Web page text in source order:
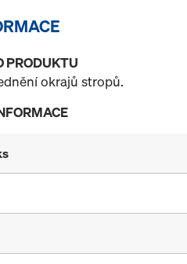
PRODUKTU
okrajů stropů.